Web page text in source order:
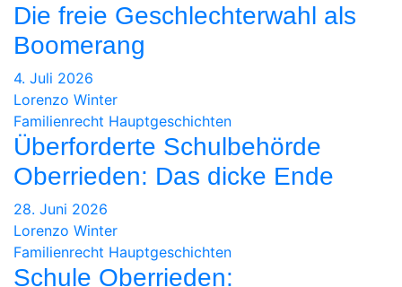
Die freie Geschlechterwahl als
Boomerang
4. Juli 2026
Lorenzo Winter
Familienrecht Hauptgeschichten
Überforderte Schulbehörde
Oberrieden: Das dicke Ende
28. Juni 2026
Lorenzo Winter
Familienrecht Hauptgeschichten
Schule Oberrieden: